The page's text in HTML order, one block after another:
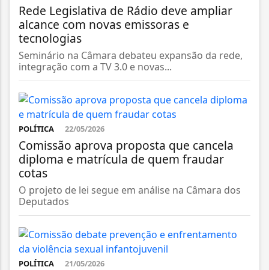
Rede Legislativa de Rádio deve ampliar
alcance com novas emissoras e
tecnologias
Seminário na Câmara debateu expansão da rede,
integração com a TV 3.0 e novas...
POLÍTICA 22/05/2026
Comissão aprova proposta que cancela
diploma e matrícula de quem fraudar
cotas
O projeto de lei segue em análise na Câmara dos
Deputados
POLÍTICA 21/05/2026